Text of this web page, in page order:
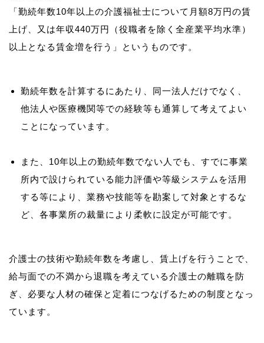
「勤続年数10年以上の介護福祉士について月額8万円の賃
上げ、又は年収440万円（役職者を除く全産業平均水準）
勤続年数を計算するにあたり、同一法人だけでなく、
他法人や医療機関等での経験等も通算して考えてよい
ことになっています。
また、10年以上の勤続年数でない人でも、すでに事業
所内で設けられている能力評価や等級システムを活用
する等により、業務や技能等を勘案して対象とするな
ど、各事業所の裁量により柔軟に設定が可能です。
介護士の技術や勤続年数を考慮し、賃上げを行うことで、
給与面での不満から退職を考えている介護士の離職を防
ぎ、必要な人材の確保と定着につなげるための制度となっ
ています。